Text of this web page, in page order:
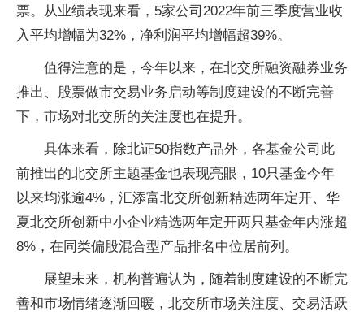
票。从业绩表现来看，5家公司2022年前三季度营业收
入平均增幅为32%，净利润平均增幅超39%。
值得注意的是，今年以来，在北交所融资融券业务
推出、股票做市交易业务启动等制度建设的不断完善
下，市场对北交所的关注度也在提升。
具体来看，除北证50指数产品外，各基金公司此
前推出的北交所主题基金也表现亮眼，10只基金今年
以来均涨逾4%，汇添富北交所创新精选两年定开、华
夏北交所创新中小企业精选两年定开两只基金年内涨超
8%，在同类偏股混合型产品排名中位居前列。
展望未来，机构普遍认为，随着制度建设的不断完
善和市场情绪逐渐回暖，北交所市场关注度、交易活跃